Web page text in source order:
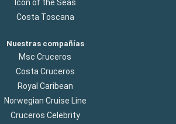
Icon of the Seas
Costa Toscana
Nuestras compañías
Msc Cruceros
Costa Cruceros
Royal Caribean
Norwegian Cruise Line
Cruceros Celebrity